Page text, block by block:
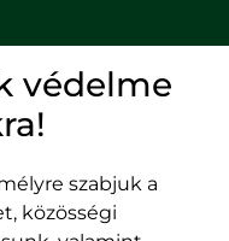
védelme
szabjuk a
közösségi